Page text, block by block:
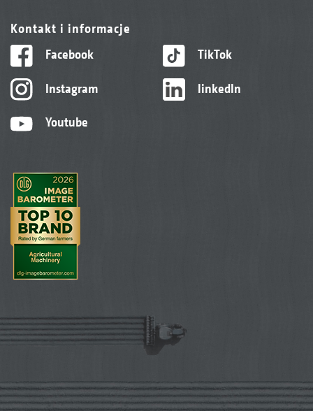
Kontakt i informacje
Facebook
Instagram
Youtube
TikTok
linkedIn